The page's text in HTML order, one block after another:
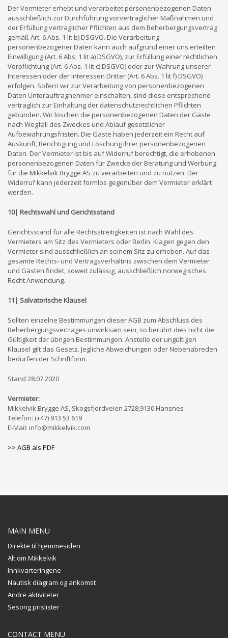
Der Vermieter erhebt und verarbeitet personenbezogenen Daten
ausschließlich zur Durchführung vorvertraglicher Maßnahmen und
der Erfüllung vertraglicher Pflichten aus dem Beherbergungsvertrag
gemäß Art. 6 Abs. 1 lit b) DSGVO. Die Verarbeitung
personenbezogener Daten kann auch aufgrund einer uns erteilten
Einwilligung (Art. 6 Abs. 1 lit a) DSGVO), zur Erfüllung einer rechtlichen
Verpflichtung (Art. 6 Abs. 1 lit c) DSGVO) oder zur Wahrung unserer
Interessen oder der Interessen Dritter (Art. 6 Abs. 1 lit f) DSGVO)
erfolgen. Sofern wir zur Verarbeitung von personenbezogenen
Daten Unterauftragnehmer einschalten, sind diese entsprechend
vertraglich zur Einhaltung der datenschutzrechtlichen Pflichten
gebunden. Wir löschen die personenbezogenen Daten der Gäste
nach Wegfall des Zweckes und Ablauf gesetzlicher
Aufbewahrungsfristen. Die Gäste haben jederzeit ein Recht auf
Auskunft, Berichtigung und Löschung ihrer personenbezogenen
Daten. Der Vermieter ist bis auf Widerruf berechtigt, die erhobenen
personenbezogenen Daten für Zwecke der Beratung und Werbung
für die Mikkelvik Brygge AS zu verarbeiten und zu nutzen. Der
Widerruf kann jederzeit formlos gegenüber dem Vermieter erklärt
werden.
10| Rechtswahl und Gerichtsstand
Gerichtsstand für alle Rechtsstreitigkeiten ist nach Wahl des
Vermieters am Sitz des Vermieters oder Berlin. Klagen gegen den
Vermieter sind ausschließlich an seinem Sitz zu erheben. Auf das
gesamte Rechts- und Vertragsverhältnis zwischen dem Vermieter
und Gästen findet, soweit zulässig, ausschließlich norwegisches
Recht Anwendung.
11| Salvatorische Klausel
Sollten einzelne Bestimmungen dieser AGB zum Abschluss des
Beherbergungsvertrages unwirksam sein, so berührt dies nicht die
Gültigkeit der übrigen Bestimmungen. Anstelle der ungültigen
Klausel gilt das Gesetz. Jegliche Abweichungen oder Nebenabreden
bedürfen der Schriftform.
Stand 28.07.2020
Vermieter:
Mikkelvik Brygge AS, Skogsfjordveien 2728,9130 Hansnes
Telefon: (+47) 913 53 619
E-Mail: info@mikkelvik.com
>> AGB als PDF
MAIN MENU
Direkte til hjemmesiden
Alt om Mikkelvik
Innkvarteringene
Nautisk diagram og ankomst
Andre aktiviteter
Sesong prislister
CONTACT MENU